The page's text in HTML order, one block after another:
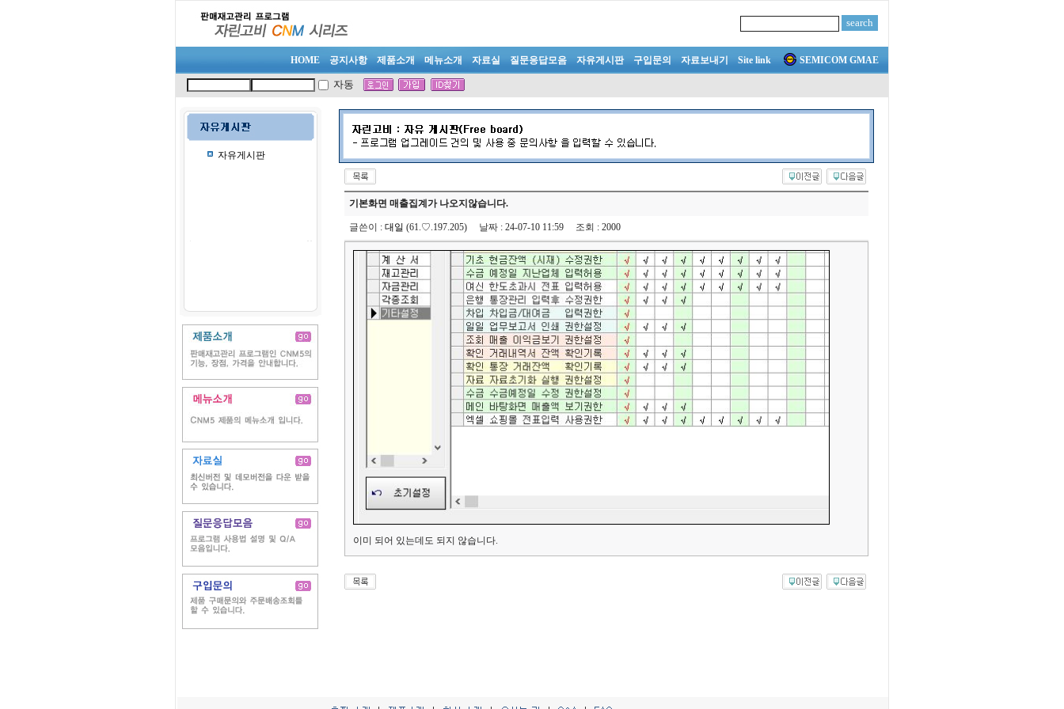
HOME 공지사항 제품소개 메뉴소개 자료실 질문응답모음 자유게시판 구입문의 자료보내기 Site link SEMICOM GMAE
자동
자유게시판
기본화면 매출집계가 나오지않습니다.
글쓴이 : 대일 (61.♡.197.205) 날짜 : 24-07-10 11:59 조회 : 2000
이미 되어 있는데도 되지 않습니다.